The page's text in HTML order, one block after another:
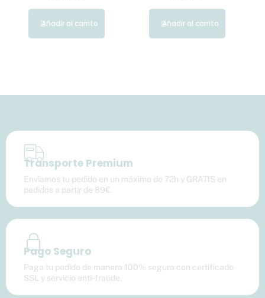
Añadir al carrito Añadir al carrito
Transporte Premium
Enviamos tu pedido en un máximo de 72h y GRATIS en
pedidos a partir de 89€.
Pago Seguro
Paga tu pedido de manera 100% segura con certificado
SSL y servicio anti-fraude.